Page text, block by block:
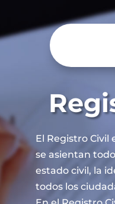
El Registro
se asientan
estado civil, la
todos los